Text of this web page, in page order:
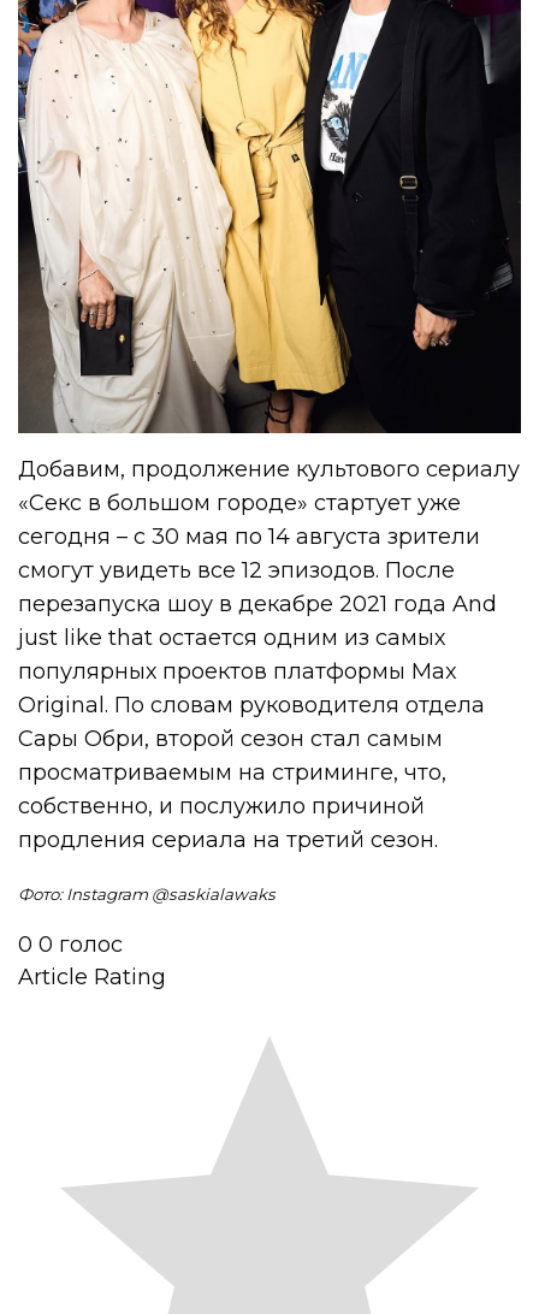
Добавим, продолжение культового сериалу
«Секс в большом городе» стартует уже
сегодня – с 30 мая по 14 августа зрители
смогут увидеть все 12 эпизодов. После
перезапуска шоу в декабре 2021 года And
just like that остается одним из самых
популярных проектов платформы Max
Original. По словам руководителя отдела
Сары Обри, второй сезон стал самым
просматриваемым на стриминге, что,
собственно, и послужило причиной
продления сериала на третий сезон.
Фото: Instagram @saskialawaks
0 0 голос
Article Rating